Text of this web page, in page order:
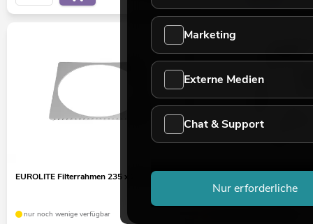
EUROLITE Filterrahmen 235 x 235 mm sil
nur noch wenige verfügbar
Marketing
Externe Medien
Chat & Support
Nur erforderliche